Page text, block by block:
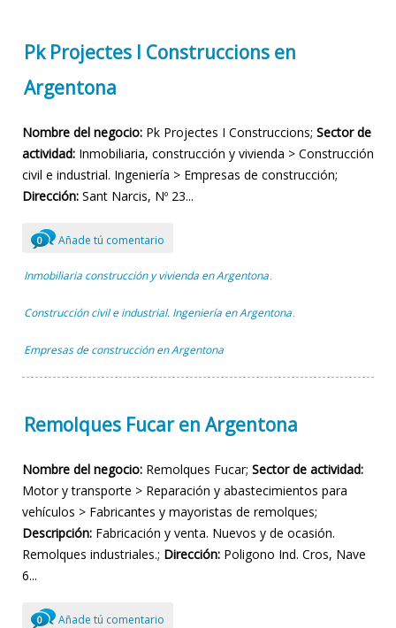
Pk Projectes I Construccions en
Argentona
Nombre del negocio: Pk Projectes I Construccions; Sector de
actividad: Inmobiliaria, construcción y vivienda > Construcción
civil e industrial. Ingeniería > Empresas de construcción;
Dirección: Sant Narcis, Nº 23...
0 Añade tú comentario
Inmobiliaria construcción y vivienda en Argentona ,
Construcción civil e industrial. Ingeniería en Argentona ,
Empresas de construcción en Argentona
Remolques Fucar en Argentona
Nombre del negocio: Remolques Fucar; Sector de actividad:
Motor y transporte > Reparación y abastecimientos para
vehículos > Fabricantes y mayoristas de remolques;
Descripción: Fabricación y venta. Nuevos y de ocasión.
Remolques industriales.; Dirección: Poligono Ind. Cros, Nave
6...
0 Añade tú comentario